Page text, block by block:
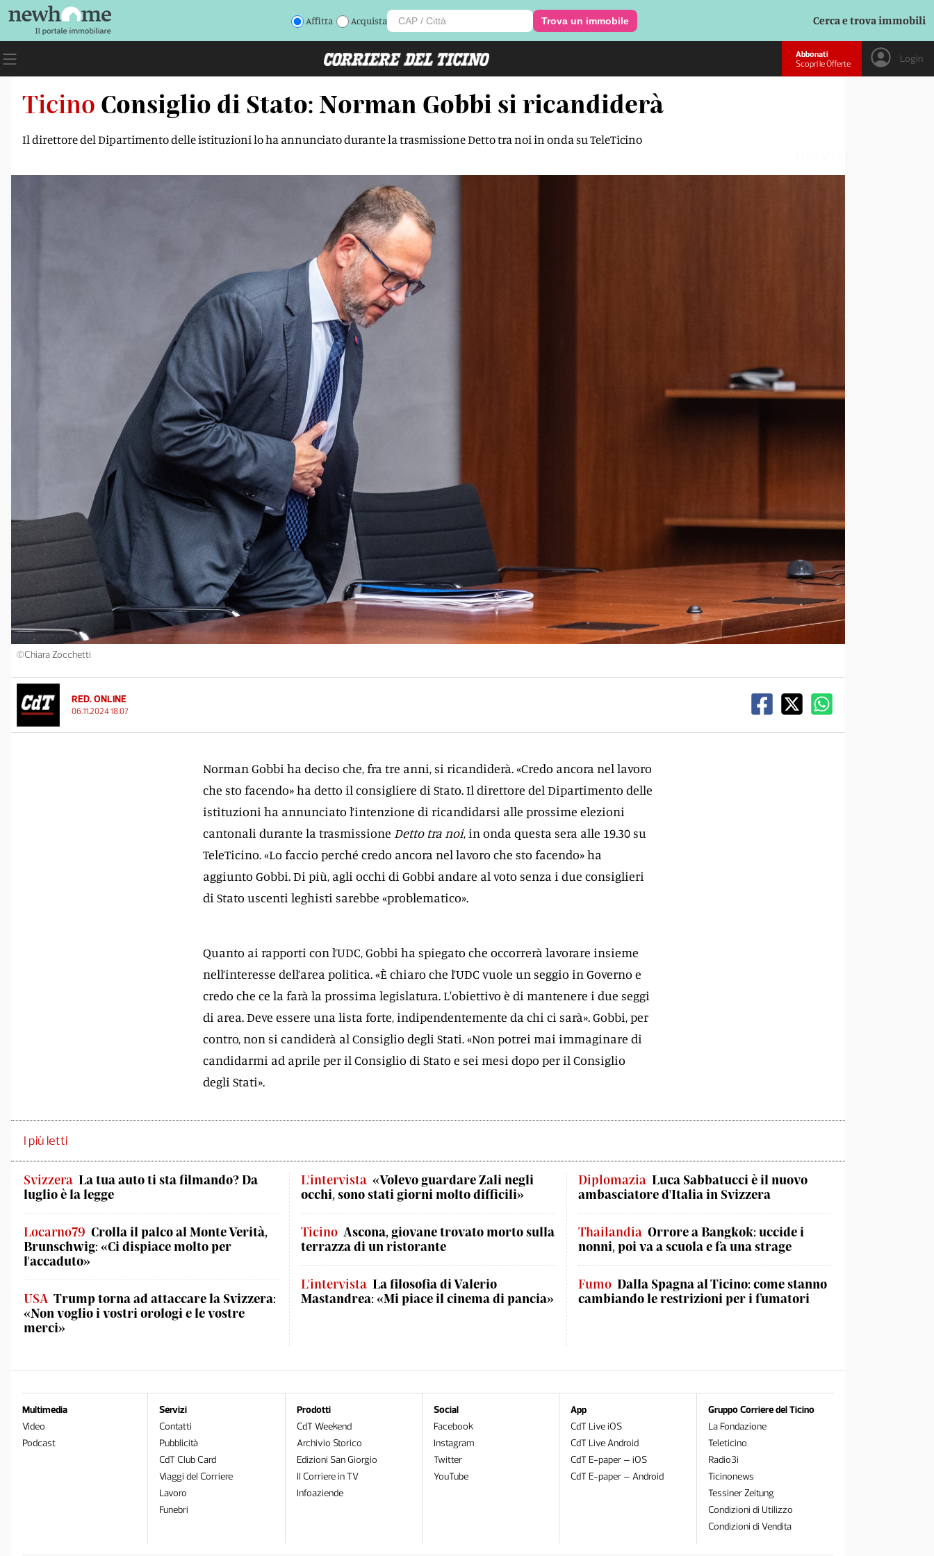
Affitta Acquista Trova un immobile Cerca e trova immobili
Abbonati
Scopri le Offerte
Login
Ticino Consiglio di Stato: Norman Gobbi si ricandiderà
Il direttore del Dipartimento delle istituzioni lo ha annunciato durante la trasmissione Detto tra noi in onda su TeleTicino
©Chiara Zocchetti
RED. ONLINE
06.11.2024 18:07
Norman Gobbi ha deciso che, fra tre anni, si ricandiderà. «Credo ancora nel lavoro
che sto facendo» ha detto il consigliere di Stato. Il direttore del Dipartimento delle
istituzioni ha annunciato l’intenzione di ricandidarsi alle prossime elezioni
cantonali durante la trasmissione Detto tra noi, in onda questa sera alle 19.30 su
TeleTicino. «Lo faccio perché credo ancora nel lavoro che sto facendo» ha
aggiunto Gobbi. Di più, agli occhi di Gobbi andare al voto senza i due consiglieri
di Stato uscenti leghisti sarebbe «problematico».
Quanto ai rapporti con l’UDC, Gobbi ha spiegato che occorrerà lavorare insieme
nell’interesse dell’area politica. «È chiaro che l’UDC vuole un seggio in Governo e
credo che ce la farà la prossima legislatura. L'obiettivo è di mantenere i due seggi
di area. Deve essere una lista forte, indipendentemente da chi ci sarà». Gobbi, per
contro, non si candiderà al Consiglio degli Stati. «Non potrei mai immaginare di
candidarmi ad aprile per il Consiglio di Stato e sei mesi dopo per il Consiglio
degli Stati».
I più letti
Svizzera La tua auto ti sta filmando? Da
luglio è la legge
Locarno79 Crolla il palco al Monte Verità,
Brunschwig: «Ci dispiace molto per
l'accaduto»
USA Trump torna ad attaccare la Svizzera:
«Non voglio i vostri orologi e le vostre
merci»
L'intervista «Volevo guardare Zali negli
occhi, sono stati giorni molto difficili»
Ticino Ascona, giovane trovato morto sulla
terrazza di un ristorante
L'intervista La filosofia di Valerio
Mastandrea: «Mi piace il cinema di pancia»
Diplomazia Luca Sabbatucci è il nuovo
ambasciatore d'Italia in Svizzera
Thailandia Orrore a Bangkok: uccide i
nonni, poi va a scuola e fa una strage
Fumo Dalla Spagna al Ticino: come stanno
cambiando le restrizioni per i fumatori
Multimedia
Video
Podcast
Servizi
Contatti
Pubblicità
CdT Club Card
Viaggi del Corriere
Lavoro
Funebri
Prodotti
CdT Weekend
Archivio Storico
Edizioni San Giorgio
Il Corriere in TV
Infoaziende
Social
Facebook
Instagram
Twitter
YouTube
App
CdT Live iOS
CdT Live Android
CdT E-paper – iOS
CdT E-paper – Android
Gruppo Corriere del Ticino
La Fondazione
Teleticino
Radio3i
Ticinonews
Tessiner Zeitung
Condizioni di Utilizzo
Condizioni di Vendita